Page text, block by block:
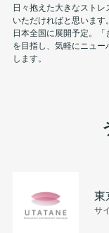
日々抱えた大きなスト
いただければと思いま
日本全国に展開予定。「
を目指し、気軽にニュ
します。
東
サ